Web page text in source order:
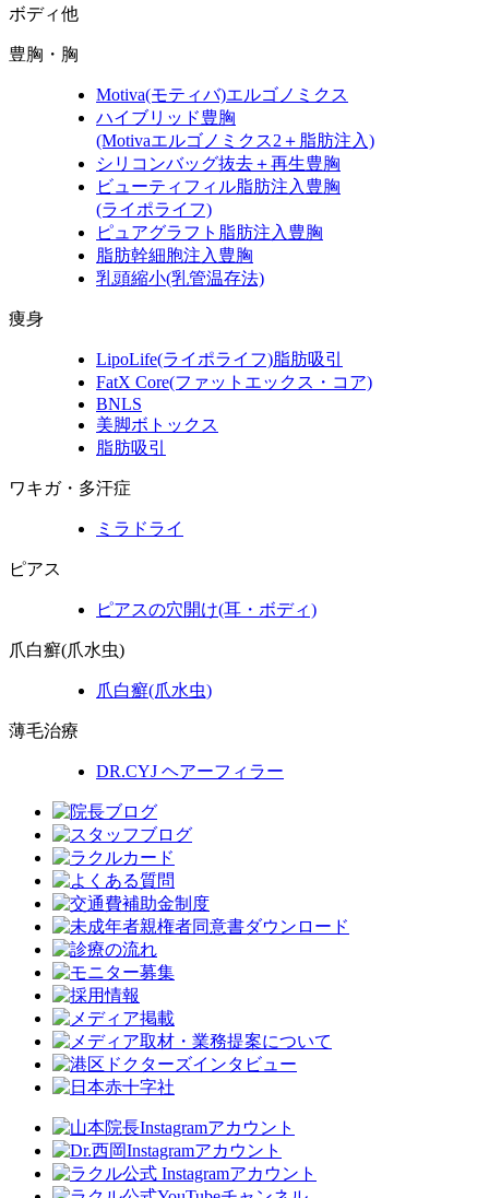
ボディ他
豊胸・胸
Motiva(モティバ)エルゴノミクス
ハイブリッド豊胸
(Motivaエルゴノミクス2＋脂肪注入)
シリコンバッグ抜去＋再生豊胸
ビューティフィル脂肪注入豊胸
(ライポライフ)
ピュアグラフト脂肪注入豊胸
脂肪幹細胞注入豊胸
乳頭縮小(乳管温存法)
痩身
LipoLife(ライポライフ)脂肪吸引
FatX Core(ファットエックス・コア)
BNLS
美脚ボトックス
脂肪吸引
ワキガ・多汗症
ミラドライ
ピアス
ピアスの穴開け(耳・ボディ)
爪白癬(爪水虫)
爪白癬(爪水虫)
薄毛治療
DR.CYJ ヘアーフィラー